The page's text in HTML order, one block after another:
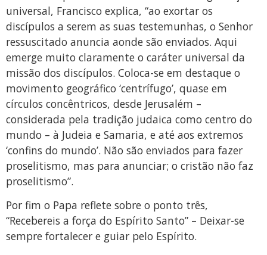
universal, Francisco explica, “ao exortar os
discípulos a serem as suas testemunhas, o Senhor
ressuscitado anuncia aonde são enviados. Aqui
emerge muito claramente o caráter universal da
missão dos discípulos. Coloca-se em destaque o
movimento geográfico ‘centrífugo’, quase em
círculos concêntricos, desde Jerusalém –
considerada pela tradição judaica como centro do
mundo – à Judeia e Samaria, e até aos extremos
‘confins do mundo’. Não são enviados para fazer
proselitismo, mas para anunciar; o cristão não faz
proselitismo”.
Por fim o Papa reflete sobre o ponto três,
“Recebereis a força do Espírito Santo” – Deixar-se
sempre fortalecer e guiar pelo Espírito.